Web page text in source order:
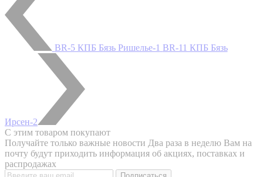
BR-5 КПБ Бязь Ришелье-1 BR-11 КПБ Бязь
Ирсен-2
С этим товаром покупают
Получайте только важные новости Два раза в неделю Вам на
почту будут приходить информация об акциях, поставках и
распродажах